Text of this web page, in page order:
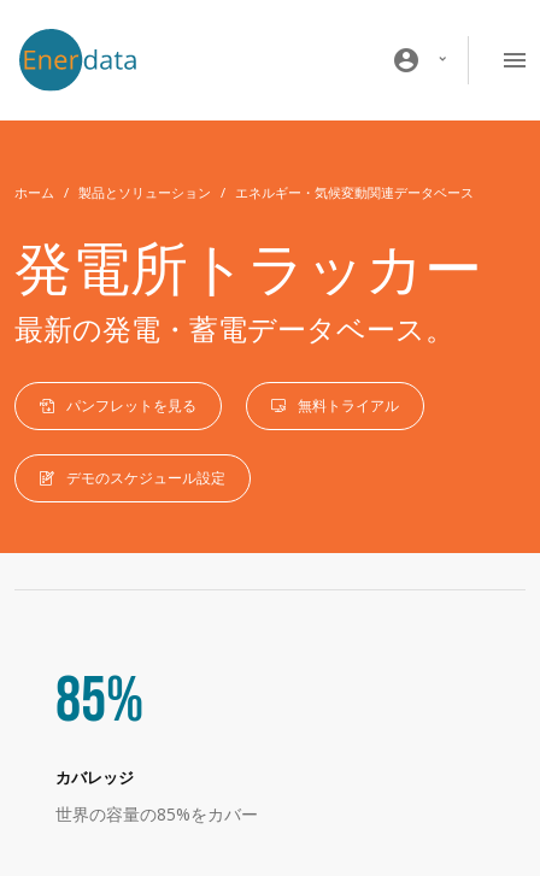
account_circle
ホーム 製品とソリューション エネルギー・気候変動関連データベース
発電所トラッカー
最新の発電・蓄電データベース。
パンフレットを見る 無料トライアル
デモのスケジュール設定
85%
カバレッジ
世界の容量の85%をカバー